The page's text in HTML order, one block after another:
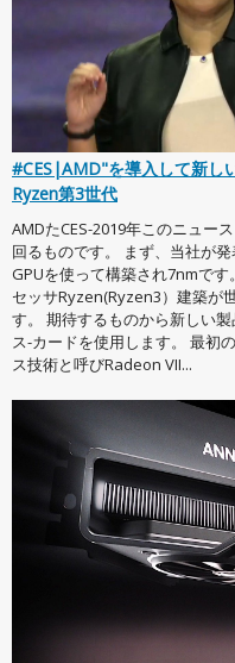
#CES|AMD"を導入して新し
Ryzen第3世代
AMDたCES-2019年このニュー
回るものです。 まず、当社が
GPUを使って構築され7nmで
セッサRyzen(Ryzen3）建築が
す。 期待するものから新しい
ス-カードを使用します。 最初
ス技術と呼びRadeon VII...